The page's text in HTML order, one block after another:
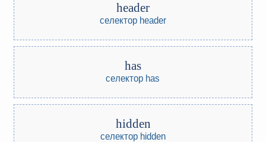
header
селектор header
has
селектор has
hidden
селектор hidden